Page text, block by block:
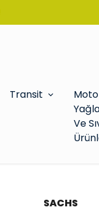
Transit
Ve
SACHS